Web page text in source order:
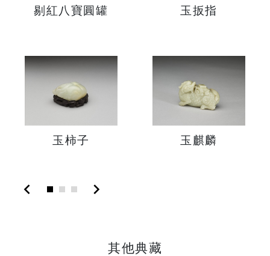
剔紅八寶圓罐 玉扳指
玉柿子 玉麒麟
chevron_left chevron_right
其他典藏